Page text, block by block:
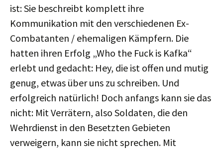
ist: Sie beschreibt komplett ihre
Kommunikation mit den verschiedenen Ex-
Combatanten / ehemaligen Kämpfern. Die
hatten ihren Erfolg „Who the Fuck is Kafka“
erlebt und gedacht: Hey, die ist offen und mutig
genug, etwas über uns zu schreiben. Und
erfolgreich natürlich! Doch anfangs kann sie das
nicht: Mit Verrätern, also Soldaten, die den
Wehrdienst in den Besetzten Gebieten
verweigern, kann sie nicht sprechen. Mit